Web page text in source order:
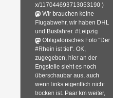
x/117044693713053190 )
Wir brauchen keine
Flugabwehr, wir haben DHL
und Busfahrer. #Leipzig
Obligatorisches Foto "Der
#Rhein ist tief". OK,
zugegeben, hier an der
Engstelle sieht es noch
überschaubar aus, auch
wenn links eigentlich nicht
trocken ist. Paar km weiter,